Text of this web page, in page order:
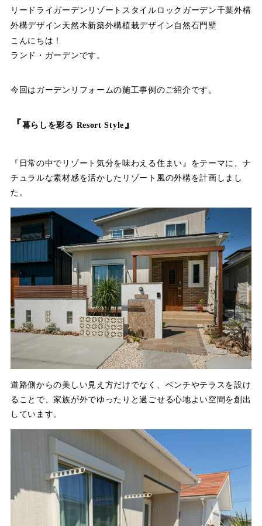
リー ドライガーデン リゾートスタイル ロックガーデン千葉外構
外構デザイン 天然木新築外構植栽デザイン 自然石 門壁
こんにちは！
ランド・ガーデンです。
今回はガーデンリフォームの施工事例のご紹介です。
『暮らしを彩る Resort Style 』
『日常の中でリゾート気分を味わえる住まい』をテーマに、ナ
チュラルな素材感を活かしたリゾート風の外構を計画しまし
た。
道路側からの美しい見え方だけでなく、ベンチやテラスを設け
ることで、家族が外でゆったりと過ごせる心地よい空間を創出
しています。